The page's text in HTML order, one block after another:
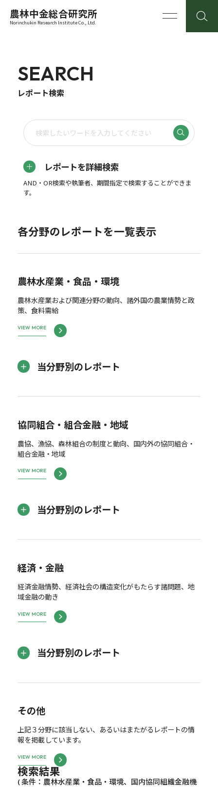
農林中金総合研究所
Norinchukin Research Institute Co., Ltd.
SEARCH
レポート検索
レポートを詳細検索
AND・OR検索や執筆者、期間指定で検索することができま
す。
各分野のレポートを一覧表示
農林水産業・食品・環境
農林水産業および関連分野の動向、諸外国の農業情勢と政
策、食料需給
VIEW MORE
当分野別のレポート
協同組合・組合金融・地域
農協、漁協、森林組合の制度と動向、国内外の協同組合・
組合金融・地域
VIEW MORE
当分野別のレポート
経済・金融
経済金融情勢、経済社会の構造変化がもたらす諸問題、地
域金融の動き
VIEW MORE
当分野別のレポート
その他
上記３分野に該当しない、あるいはまたがるレポートの情
報を掲載しています。
VIEW MORE
検索結果
( 条件：農林水産業・食品・環境、国内協同組織金融機